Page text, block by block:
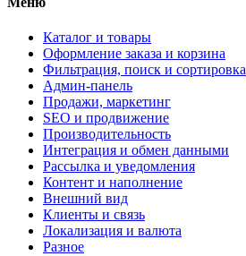
Каталог и товары
Оформление заказа и корзина
Фильтрация, поиск и сортировка
Админ-панель
Продажи, маркетинг
SEO и продвижение
Производительность
Интеграция и обмен данными
Рассылка и уведомления
Контент и наполнение
Внешний вид
Клиенты и связь
Локализация и валюта
Разное